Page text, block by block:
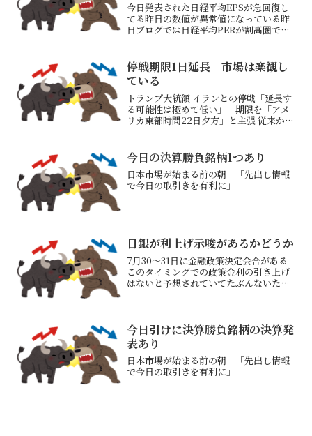
今日発表された日経平均EPSが急回復し
てる昨日の数値が異常値になっている昨
日ブログでは日経平均PERが割高圏で売
ると思うがこんなんじゃあてにできない
SBI証券資産評価額...
停戦期限1日延長 市場は楽観し
ている
トランプ大統領 イランとの停戦「延長す
る可能性は極めて低い」 期限を「アメ
リカ東部時間22日夕方」と主張 従来から
タビューに応じ、期限が切れるのは「ワ
シントン...
今日の決算勝負銘柄1つあり
日本市場が始まる前の朝 「先出し情報
で今日の取引きを有利に」
日銀が利上げ示唆があるかどうか
7月30～31日に金融政策決定会合がある
このタイミングでの政策金利の引き上げ
はないと予想されていてたぶんないただ
つながる可能性はあり...
今日引けに決算勝負銘柄の決算発
表あり
日本市場が始まる前の朝 「先出し情報
で今日の取引きを有利に」